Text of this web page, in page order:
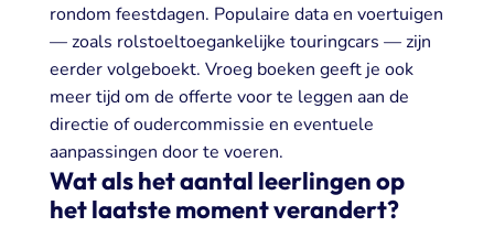
rondom feestdagen. Populaire data en voertuigen
— zoals rolstoeltoegankelijke touringcars — zijn
eerder volgeboekt. Vroeg boeken geeft je ook
meer tijd om de offerte voor te leggen aan de
directie of oudercommissie en eventuele
aanpassingen door te voeren.
Wat als het aantal leerlingen op
het laatste moment verandert?